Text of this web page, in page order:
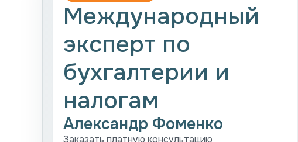
Международный
эксперт по
бухгалтерии и
налогам
Александр Фоменко
Заказать платную консультацию